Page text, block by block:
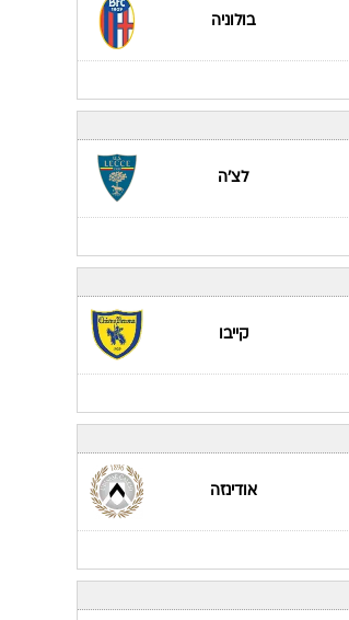
בולוניה
לצ'ה
קייבו
אודינזה